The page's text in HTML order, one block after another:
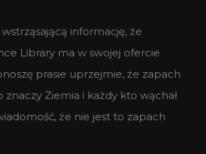
informację, że
Library ma w swojej ofercie
prasie uprzejmie, że zapach
znaczy Ziemia i każdy kto wąchał
że nie jest to zapach